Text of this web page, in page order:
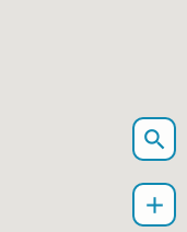
search
add